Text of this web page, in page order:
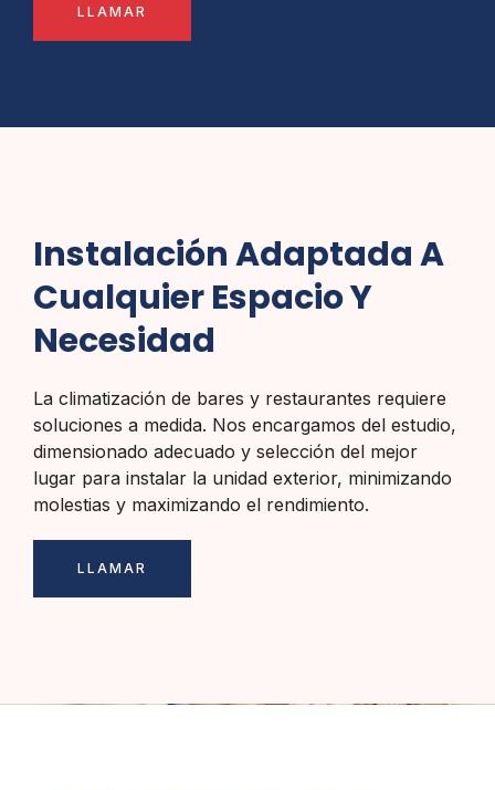
LLAMAR
Instalación Adaptada A
Cualquier Espacio Y
Necesidad
La climatización de bares y restaurantes requiere
soluciones a medida. Nos encargamos del estudio,
dimensionado adecuado y selección del mejor
lugar para instalar la unidad exterior, minimizando
molestias y maximizando el rendimiento.
LLAMAR